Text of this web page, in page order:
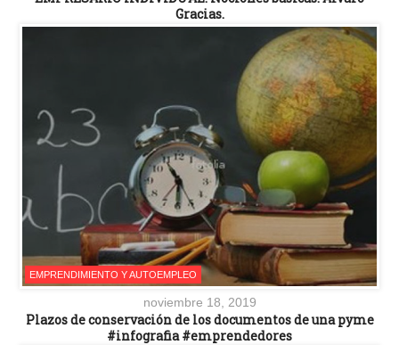
Gracias.
EMPRENDIMIENTO Y AUTOEMPLEO
noviembre 18, 2019
Plazos de conservación de los documentos de una pyme
#infografia #emprendedores